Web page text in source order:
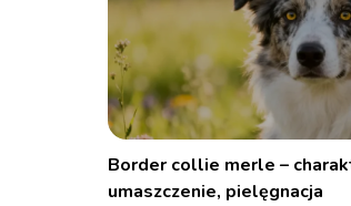
Border collie merle –
umaszczenie, pielęgnacja